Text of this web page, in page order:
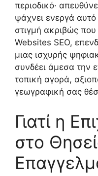
περιοδικό·
ψάχνει ενεργά
στιγμή ακριβώς που
Websites SEO,
μιας ισχυρής
συνδέει άμεσα την
τοπική αγορά,
γεωγραφική σας
Γιατί η
στο